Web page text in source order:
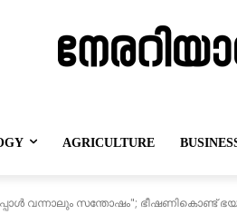
AGRICULTURE
വന്നാലും സന്തോഷം"; ഭീഷണികൊണ്ട്‌